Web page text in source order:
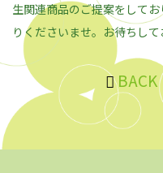
生関連商品のご提案をして
りくださいませ。お待ちして
BACK